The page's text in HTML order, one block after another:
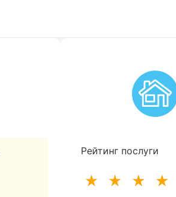
Рейтинг послуги